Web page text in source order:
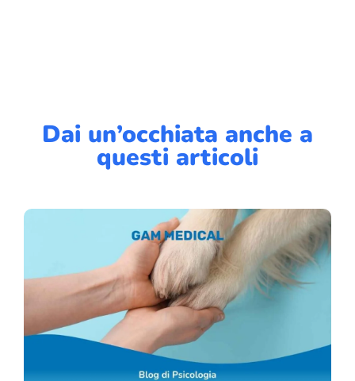
Dai un’occhiata anche a
questi articoli